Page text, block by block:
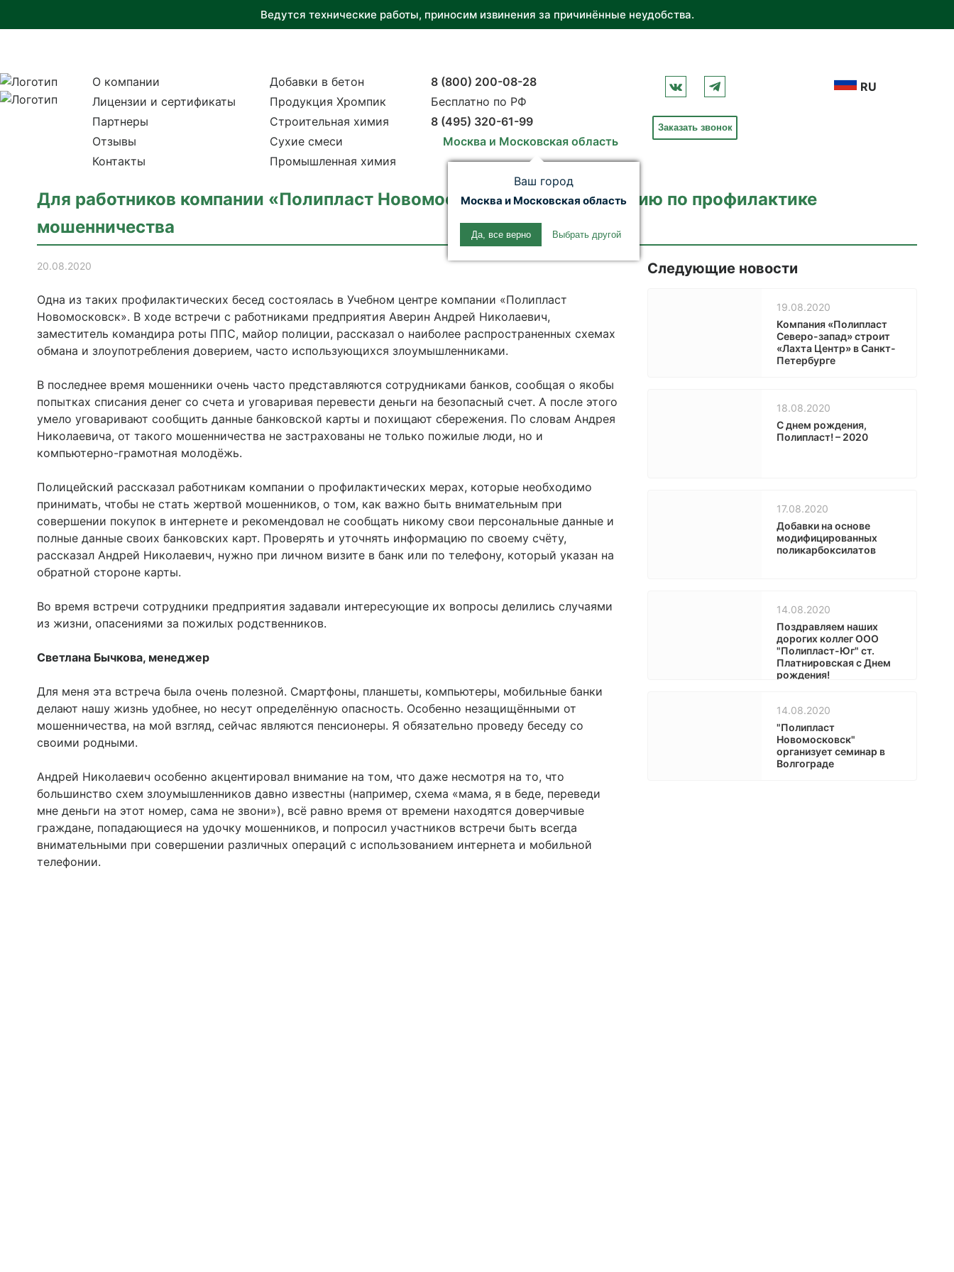
Ведутся технические работы, приносим извинения за причинённые неудобства.
О компании
Лицензии и сертификаты
Партнеры
Отзывы
Контакты
Добавки в бетон
Продукция Хромпик
Строительная химия
Сухие смеси
Промышленная химия
8 (800) 200-08-28
Бесплатно по РФ
8 (495) 320-61-99
Москва и Московская область
Ваш город
Москва и Московская область
Да, все верно Выбрать другой
Заказать звонок
RU
Для работников компании «Полипласт Новомосковск» провели лекцию по профилактике
мошенничества
20.08.2020
Одна из таких профилактических бесед состоялась в Учебном центре компании «Полипласт
Новомосковск». В ходе встречи с работниками предприятия Аверин Андрей Николаевич,
заместитель командира роты ППС, майор полиции, рассказал о наиболее распространенных схемах
обмана и злоупотребления доверием, часто использующихся злоумышленниками.
В последнее время мошенники очень часто представляются сотрудниками банков, сообщая о якобы
попытках списания денег со счета и уговаривая перевести деньги на безопасный счет. А после этого
умело уговаривают сообщить данные банковской карты и похищают сбережения. По словам Андрея
Николаевича, от такого мошенничества не застрахованы не только пожилые люди, но и
компьютерно-грамотная молодёжь.
Полицейский рассказал работникам компании о профилактических мерах, которые необходимо
принимать, чтобы не стать жертвой мошенников, о том, как важно быть внимательным при
совершении покупок в интернете и рекомендовал не сообщать никому свои персональные данные и
полные данные своих банковских карт. Проверять и уточнять информацию по своему счёту,
рассказал Андрей Николаевич, нужно при личном визите в банк или по телефону, который указан на
обратной стороне карты.
Во время встречи сотрудники предприятия задавали интересующие их вопросы делились случаями
из жизни, опасениями за пожилых родственников.
Светлана Бычкова, менеджер
Для меня эта встреча была очень полезной. Смартфоны, планшеты, компьютеры, мобильные банки
делают нашу жизнь удобнее, но несут определённую опасность. Особенно незащищёнными от
мошенничества, на мой взгляд, сейчас являются пенсионеры. Я обязательно проведу беседу со
своими родными.
Андрей Николаевич особенно акцентировал внимание на том, что даже несмотря на то, что
большинство схем злоумышленников давно известны (например, схема «мама, я в беде, переведи
мне деньги на этот номер, сама не звони»), всё равно время от времени находятся доверчивые
граждане, попадающиеся на удочку мошенников, и попросил участников встречи быть всегда
внимательными при совершении различных операций с использованием интернета и мобильной
телефонии.
Следующие новости
19.08.2020
Компания «Полипласт
Северо-запад» строит
«Лахта Центр» в Санкт-
Петербурге
18.08.2020
С днем рождения,
Полипласт! – 2020
17.08.2020
Добавки на основе
модифицированных
поликарбоксилатов
14.08.2020
Поздравляем наших
дорогих коллег ООО
"Полипласт-Юг" ст.
Платнировская с Днем
рождения!
14.08.2020
"Полипласт
Новомосковск"
организует семинар в
Волгограде